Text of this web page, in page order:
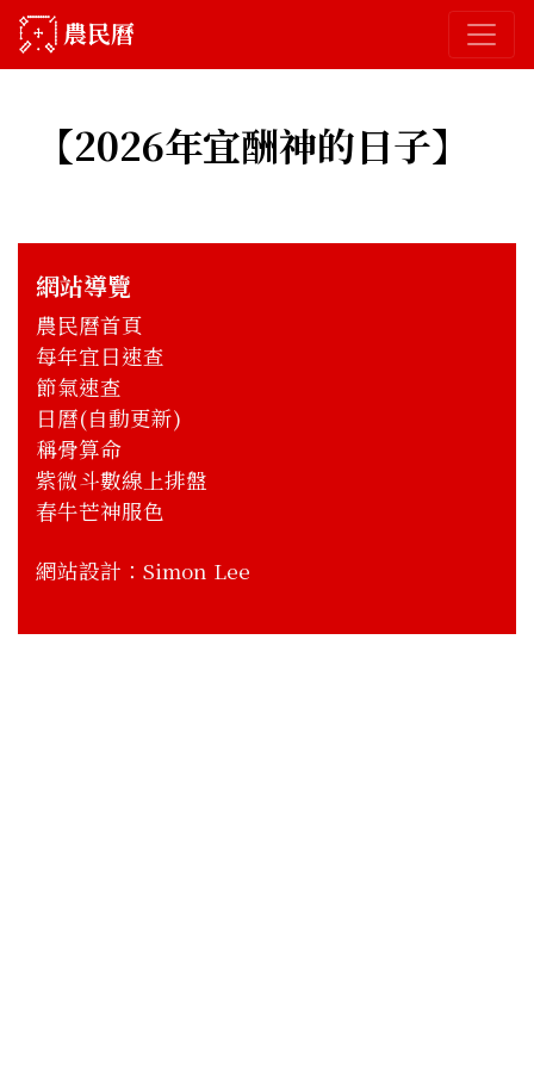
農民曆
【2026年宜酬神的日子】
網站導覽
農民曆首頁
每年宜日速查
節氣速查
日曆(自動更新)
稱骨算命
紫微斗數線上排盤
春牛芒神服色
網站設計： Simon Lee